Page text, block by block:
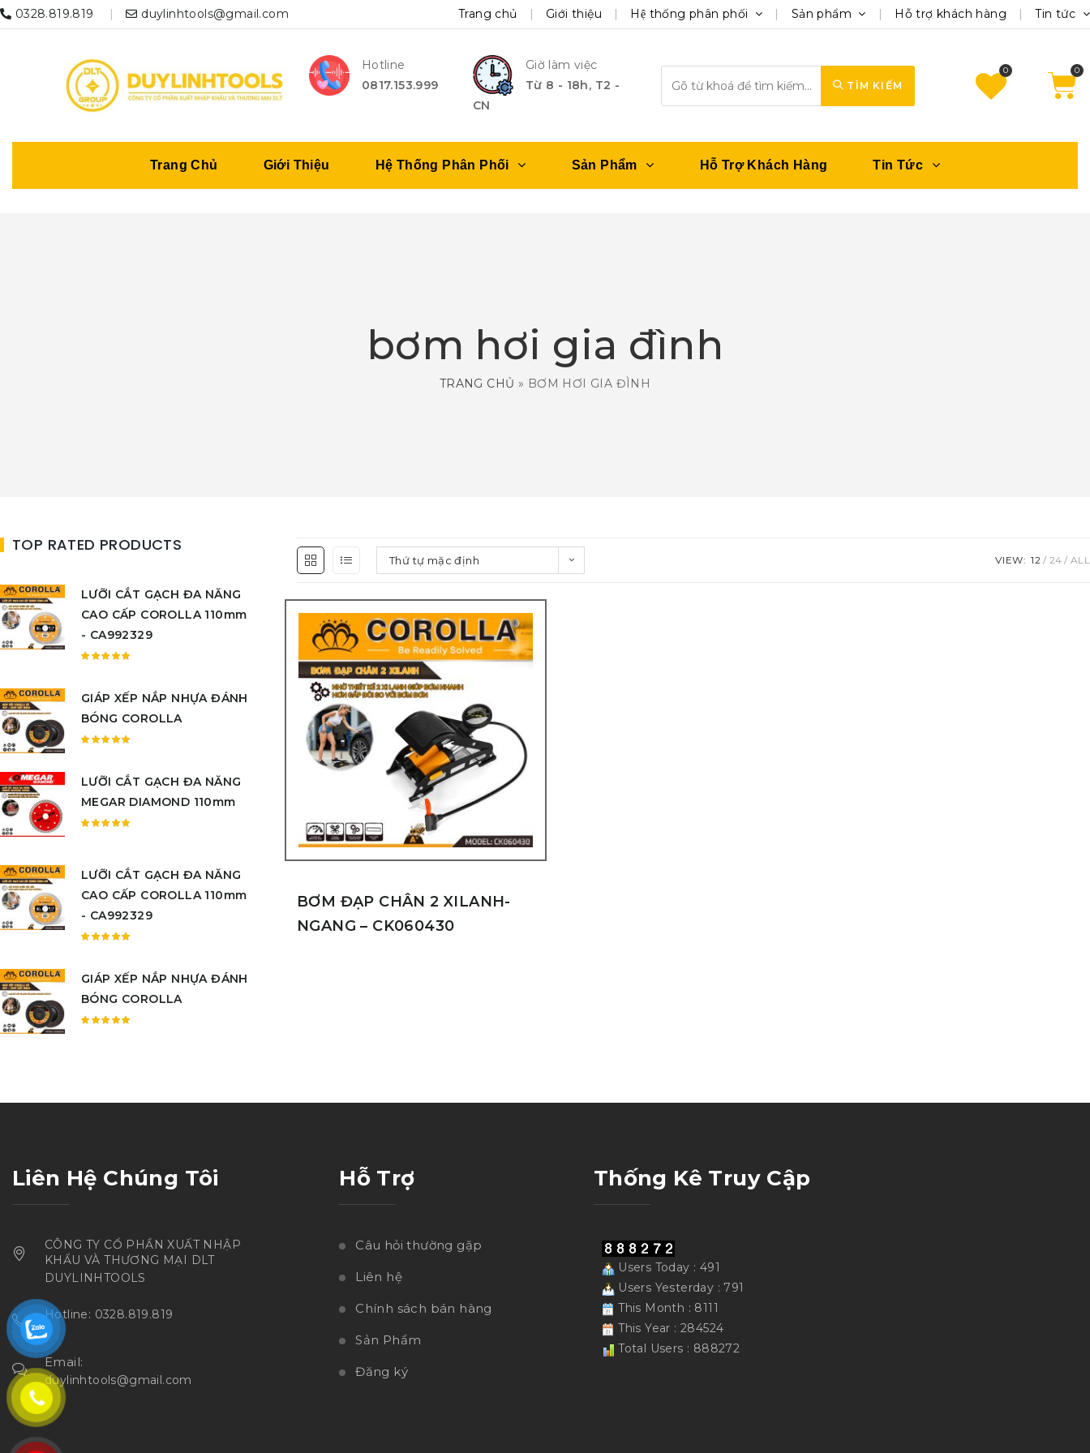
Trang chủ Giới thiệu Hệ thống phân phối Sản phẩm Hỗ trợ khách hàng Tin tức
0328.819.819 duylinhtools@gmail.com
Hotline
0817.153.999
Giờ làm việc
Từ 8 - 18h, T2 -
CN
TÌM KIẾM
0
Trang Chủ Giới Thiệu Hệ Thống Phân Phối Sản Phẩm Hỗ Trợ Khách Hàng Tin Tức
bơm hơi gia đình
TRANG CHỦ » BƠM HƠI GIA ĐÌNH
Thứ tự mặc định VIEW: 12 24 ALL
BƠM ĐẠP CHÂN 2 XILANH-
NGANG – CK060430
TOP RATED PRODUCTS
LƯỠI CẮT GẠCH ĐA NĂNG
CAO CẤP COROLLA 110mm
- CA992329
hạng
5.00 5
GIÁP XẾP NẮP NHỰA ĐÁNH
BÓNG COROLLA
hạng
5.005
LƯỠI CẮT GẠCH ĐA NĂNG
MEGAR DIAMOND 110mm
5.00 5
sao
LƯỠI CẮT GẠCH ĐA NĂNG
CAO CẤP COROLLA 110mm
- CA992329
hạng
5.00 5
GIÁP XẾP NẮP NHỰA ĐÁNH
BÓNG COROLLA
Liên Hệ Chúng Tôi
CÔNG TY CỔ PHẦN XUẤT NHẬP
KHẨU VÀ THƯƠNG MẠI DLT
DUYLINHTOOLS
Hotline: 0328.819.819
Email:
duylinhtools@gmail.com
Hỗ Trợ
Câu hỏi thường gặp
Liên hệ
Chính sách bán hàng
Sản Phẩm
Đăng ký
Thống Kê Truy Cập
Users Today : 491
Users Yesterday : 791
This Month : 8111
This Year : 284524
Total Users : 888272